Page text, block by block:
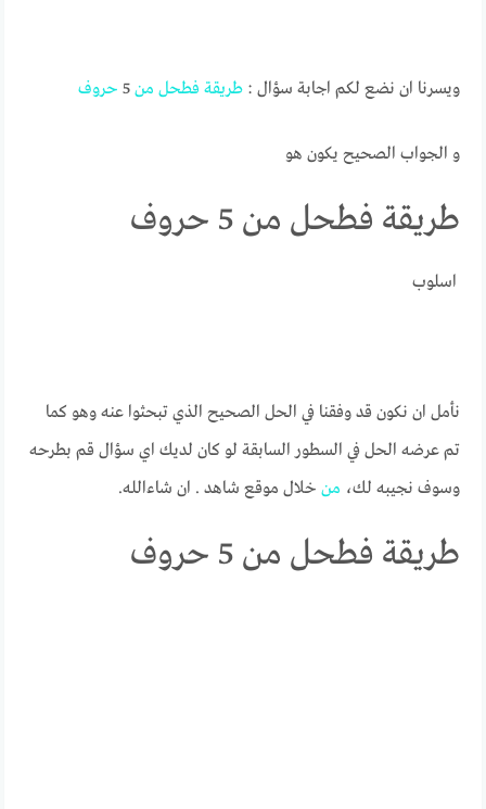
ويسرنا ان نضع لكم اجابة سؤال :طريقة فطحل من 5 حروف
و الجواب الصحيح يكون هو
طريقة فطحل من 5 حروف
اسلوب
نأمل ان نكون قد وفقنا في الحل الصحيح الذي تبحثوا عنه وهو كما
تم عرضه الحل في السطور السابقة لو كان لديك اي سؤال قم بطرحه
وسوف نجيبه لك، من خلال موقع شاهد . ان شاءالله.
طريقة فطحل من 5 حروف